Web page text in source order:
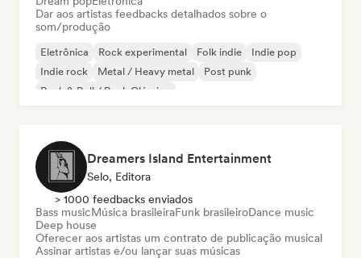
Dar aos artistas feedbacks detalhados sobre o
som/produção
Eletrônica Rock experimental Folk indie
Indie pop
Indie rock
Metal / Heavy metal
Post punk
Rock & Roll / Rock Clássico
Dreamers Island Entertainment
Selo, Editora
> 1000 feedbacks enviados
Bass musicMúsica brasileiraFunk brasileiroDance music
Deep house
Oferecer aos artistas um contrato de publicação musical
Assinar artistas e/ou lançar suas músicas